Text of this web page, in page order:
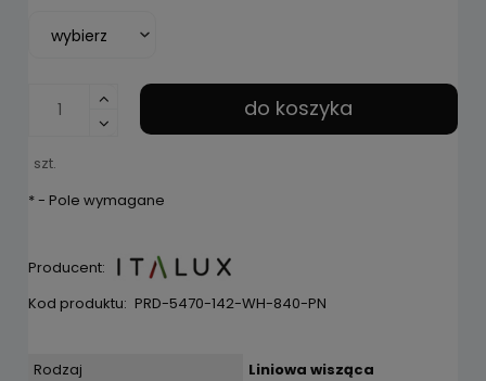
szt.
do koszyka
*- Pole wymagane
Producent:
Kod produktu: PRD-5470-142-WH-840-PN
Rodzaj
Liniowa wisząca